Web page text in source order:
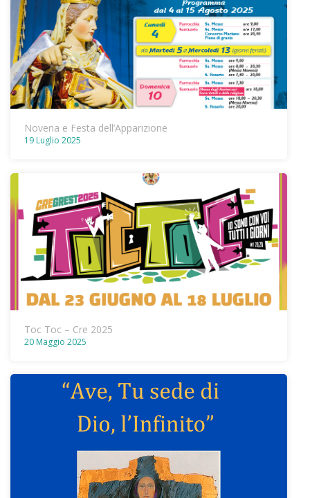
Novena e Festa dell’Apparizione
19 Luglio 2025
Toc Toc – Cre 2025
20 Maggio 2025